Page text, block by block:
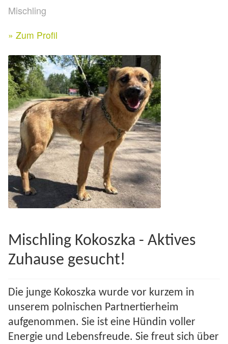
Ihre/Eure Spenden – Januar bis Juni 2026
Spenden 2025
Juli bis Dezember 2025
Januar bis Juni 2025
Spenden 2024
Juli bis Dezember 2024
Spenden 2023
Juli bis Dezember 2023
Januar bis Juni 2023
Spenden 2022
Facebook
Instagram
Mischling
» Zum Profil
Mischling Kokoszka - Aktives
Zuhause gesucht!
Die junge Kokoszka wurde vor kurzem in
unserem polnischen Partnertierheim
aufgenommen. Sie ist eine Hündin voller
Energie und Lebensfreude. Sie freut sich über